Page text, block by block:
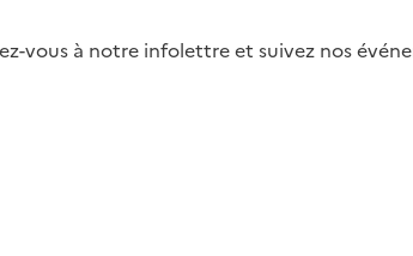
vous à notre infolettre et suivez nos